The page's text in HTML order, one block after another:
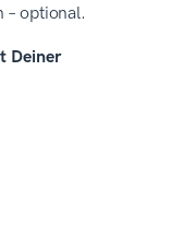
– optional.
Deiner